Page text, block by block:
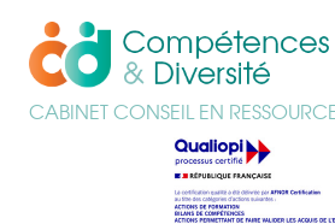
CABINET CONSEIL EN
> CLIQUEZ ICI
> CLIQUEZ ICI
> CLIQUEZ ICI
> CLIQUEZ ICI
> CLIQUEZ ICI
> CLIQUEZ ICI